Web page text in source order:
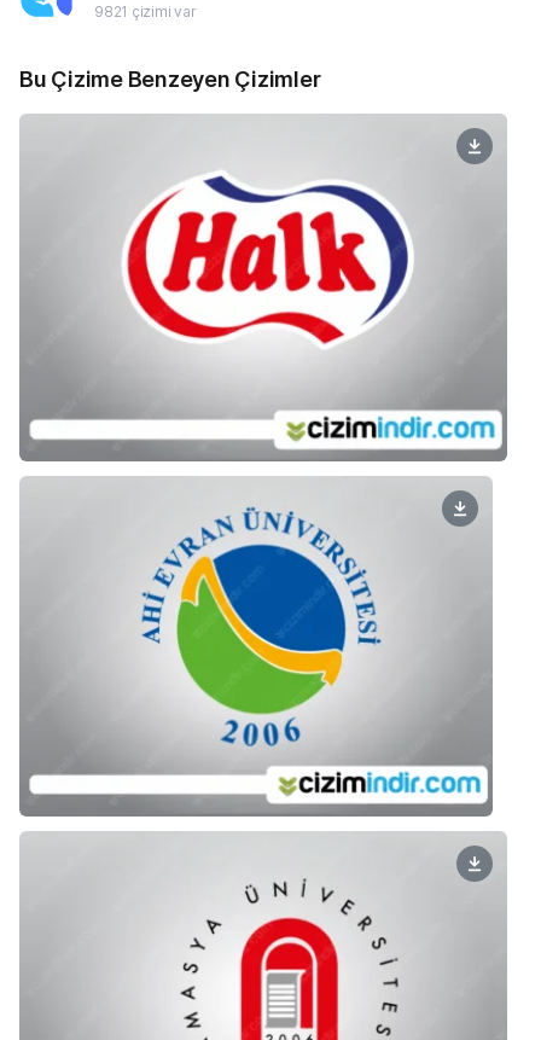
9821 çizimi var
Bu Çizime Benzeyen Çizimler